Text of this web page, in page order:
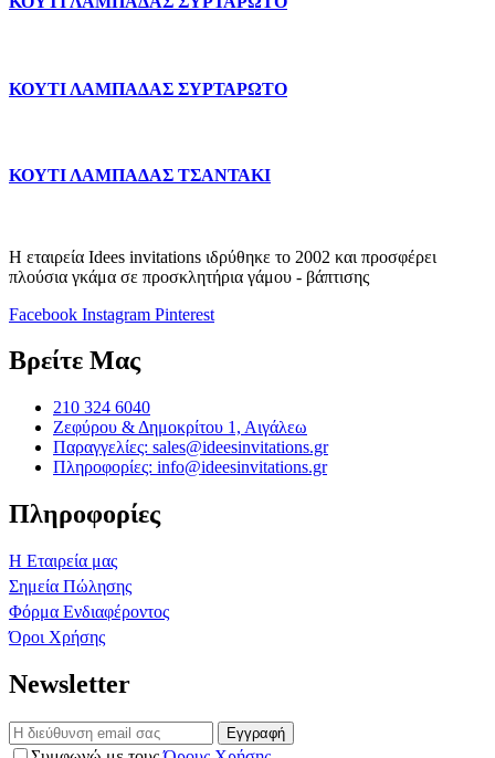
ΚΟΥΤΙ ΛΑΜΠΑΔΑΣ ΣΥΡΤΑΡΩΤΟ
ΚΟΥΤΙ ΛΑΜΠΑΔΑΣ ΤΣΑΝΤΑΚΙ
Η εταιρεία Idees invitations ιδρύθηκε το 2002 και προσφέρει
πλούσια γκάμα σε προσκλητήρια γάμου - βάπτισης
Facebook Instagram Pinterest
Βρείτε Μας
210 324 6040
Ζεφύρου & Δημοκρίτου 1, Αιγάλεω
Παραγγελίες: sales@ideesinvitations.gr
Πληροφορίες: info@ideesinvitations.gr
Πληροφορίες
Η Εταιρεία μας
Σημεία Πώλησης
Φόρμα Ενδιαφέροντος
Όροι Χρήσης
Newsletter
Εγγραφή